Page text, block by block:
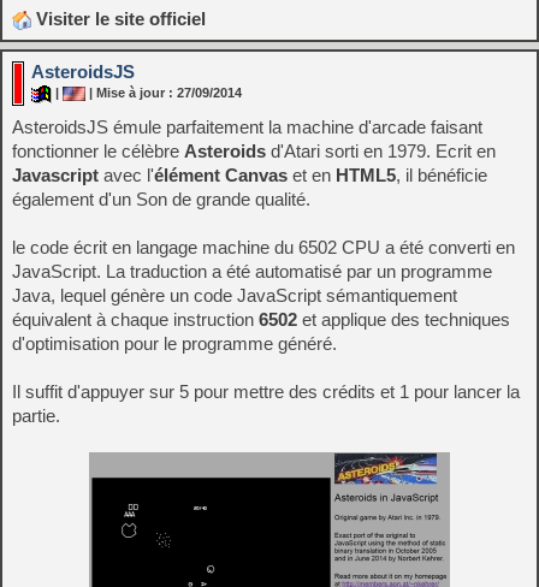
Visiter le site officiel
AsteroidsJS
| | Mise à jour : 27/09/2014
AsteroidsJS émule parfaitement la machine d'arcade faisant
fonctionner le célèbre Asteroids d'Atari sorti en 1979. Ecrit en
Javascript avec l'élément Canvas et en HTML5, il bénéficie
également d'un Son de grande qualité.
le code écrit en langage machine du 6502 CPU a été converti en
JavaScript. La traduction a été automatisé par un programme
Java, lequel génère un code JavaScript sémantiquement
équivalent à chaque instruction 6502 et applique des techniques
d'optimisation pour le programme généré.
Il suffit d'appuyer sur 5 pour mettre des crédits et 1 pour lancer la
partie.